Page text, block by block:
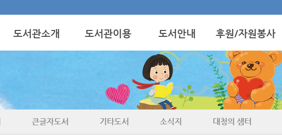
도서관소개
연혁
도서관이용 도서안내
점자도서
녹음도서
전자점자도서
큰글자도서
후원/자원봉사
후원안내
자원봉사안내
큰글자도서 기타도서 소식지 대청의 샘터